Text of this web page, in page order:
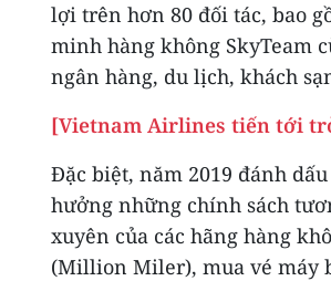
lợi trên hơn 80 đối tác, bao
minh hàng không SkyTeam
ngân hàng, du lịch, khách
[Vietnam Airlines tiến tới
Đặc biệt, năm 2019 đánh
hưởng những chính sách
xuyên của các hãng hàng
(Million Miler), mua vé máy